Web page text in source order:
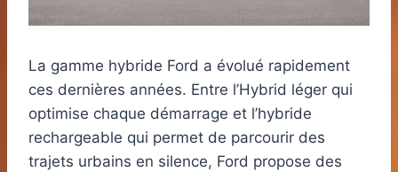
La gamme hybride Ford a évolué rapidement
ces dernières années. Entre l’Hybrid léger qui
optimise chaque démarrage et l’hybride
rechargeable qui permet de parcourir des
trajets urbains en silence, Ford propose des